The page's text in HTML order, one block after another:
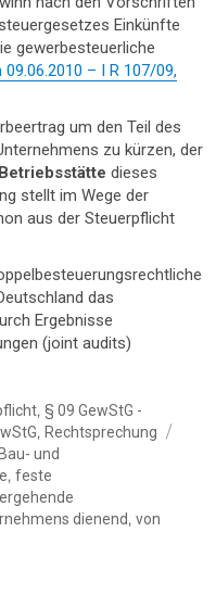
Einkünfte
gewerbesteuerliche
09.06.2010 – I R 107/09,
um den Teil des
zu kürzen, der
dieses
stellt im Wege der
aus der Steuerpflicht
das
Ergebnisse
(joint audits)
,§ 09 GewStG -
,Rechtsprechung
Bau- und
,feste
dienend,von